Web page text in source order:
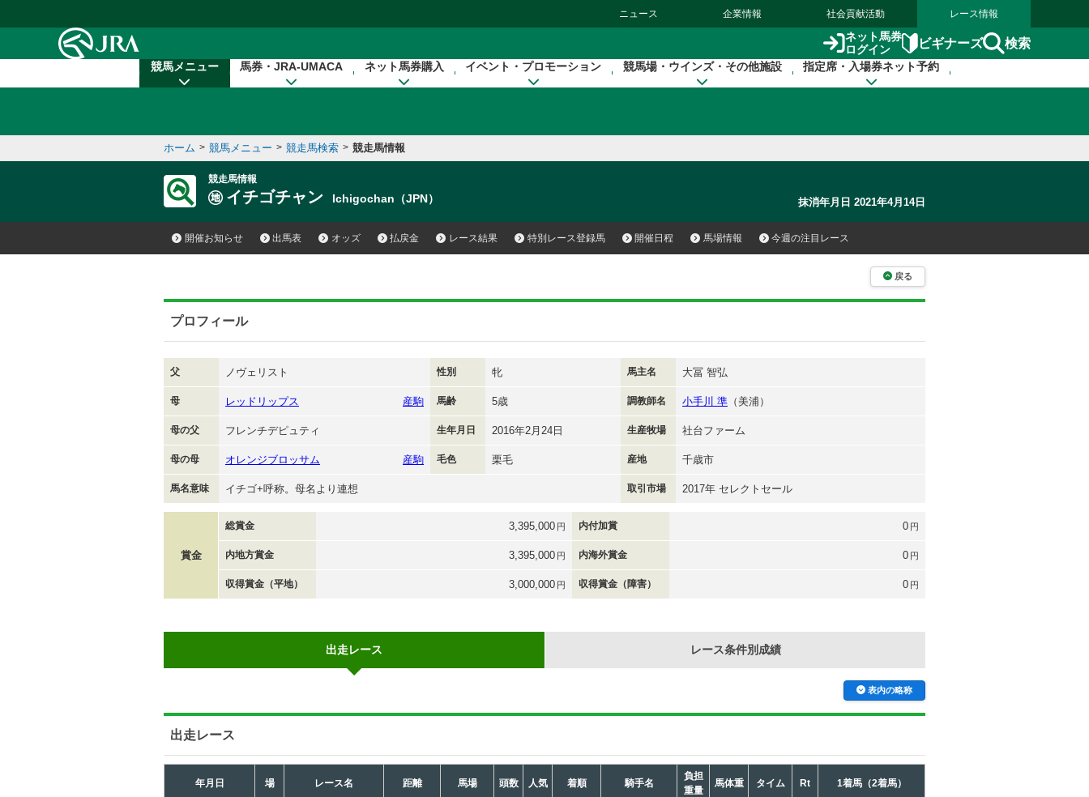
ニュース 企業情報 社会貢献活動 レース情報
ネット馬券
ログイン
ビギナーズ 検索
競馬メニュー 馬券・JRA-UMACA ネット馬券購入 イベント・プロモーション 競馬場・ウインズ・その他施設 指定席・入場券ネット予約
ホーム > 競馬メニュー > 競走馬検索 > 競走馬情報
競走馬情報
イチゴチャン Ichigochan（JPN） 抹消年月日 2021年4月14日
開催お知らせ 出馬表 オッズ 払戻金 レース結果 特別レース登録馬 開催日程 馬場情報 今週の注目レース
戻る
プロフィール
父 ノヴェリスト 性別 牝 馬主名 大冨 智弘
母 レッドリップス 産駒 馬齢 5歳 調教師名 小手川 準 （美浦）
母の父 フレンチデピュティ 生年月日 2016年2月24日 生産牧場 社台ファーム
母の母 オレンジブロッサム 産駒 毛色 栗毛 産地 千歳市
馬名意味 イチゴ+呼称。母名より連想 取引市場 2017年 セレクトセール
賞金
総賞金 3,395,000 円 内付加賞 0 円
内地方賞金 3,395,000 円 内海外賞金 0 円
収得賞金（平地） 3,000,000 円 収得賞金（障害） 0 円
出走レース レース条件別成績
表内の略称
出走レース
年月日 場 レース名 距離 馬場 頭数 人気 着順 騎手名
負担
重量
馬体重 タイム Rt 1着馬（2着馬）